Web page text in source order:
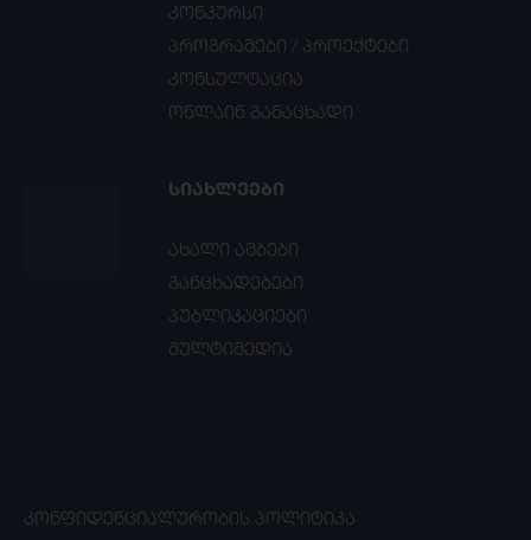
კონკურსი
პროგრამები / პროექტები
კონსულტაცია
ონლაინ განაცხადი
ᲡᲘᲐᲮᲚᲔᲔᲑᲘ
ახალი ამბები
განცხადებები
პუბლიკაციები
მულტიმედია
ᲙᲝᲜᲤᲘᲓᲔᲜᲪᲘᲐᲚᲣᲠᲝᲑᲘᲡ ᲞᲝᲚᲘᲢᲘᲙᲐ